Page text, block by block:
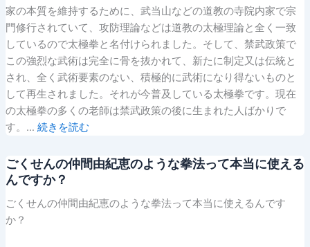
家の本質を維持するために、武当山などの道教の寺院内家で宗
門修行されていて、攻防理論などは道教の太極理論と全く一致
しているので太極拳と名付けられました。そして、禁武政策で
この強烈な武術は完全に骨を抜かれて、新たに制定又は伝統と
され、全く武術要素のない、積極的に武術になり得ないものと
して再生されました。それが今普及している太極拳です。現在
の太極拳の多くの老師は禁武政策の後に生まれた人ばかりで
す。… 続きを読む
ごくせんの仲間由紀恵のような拳法って本当に使える
んですか？
ごくせんの仲間由紀恵のような拳法って本当に使えるんです
か？